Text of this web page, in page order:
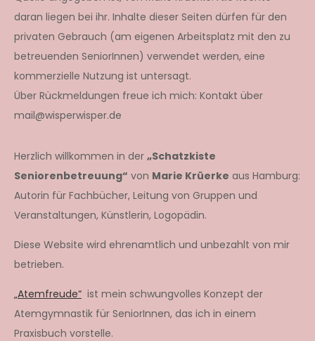
daran liegen bei ihr. Inhalte dieser Seiten dürfen für den
privaten Gebrauch (am eigenen Arbeitsplatz mit den zu
betreuenden SeniorInnen) verwendet werden, eine
kommerzielle Nutzung ist untersagt.
Über Rückmeldungen freue ich mich: Kontakt über
mail@wisperwisper.de
Herzlich willkommen in der „Schatzkiste
Seniorenbetreuung“ von Marie Krüerke aus Hamburg:
Autorin für Fachbücher, Leitung von Gruppen und
Veranstaltungen, Künstlerin, Logopädin.
Diese Website wird ehrenamtlich und unbezahlt von mir
betrieben.
„Atemfreude“ ist mein schwungvolles Konzept der
Atemgymnastik für SeniorInnen, das ich in einem
Praxisbuch vorstelle.